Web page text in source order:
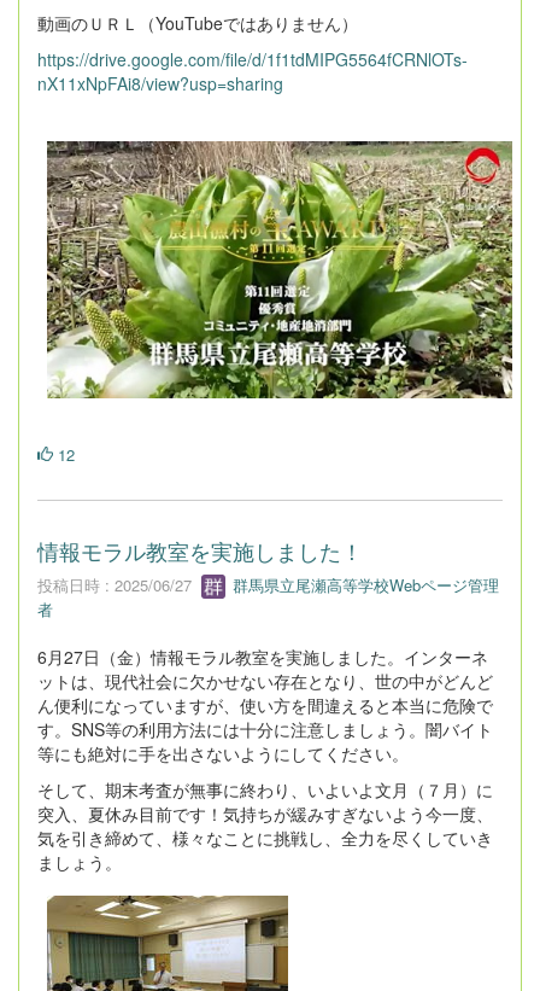
動画のＵＲＬ（YouTubeではありません）
https://drive.google.com/file/d/1f1tdMIPG5564fCRNlOTs-
nX11xNpFAi8/view?usp=sharing
12
情報モラル教室を実施しました！
投稿日時 : 2025/06/27
群馬県立尾瀬高等学校Webページ管理
者
6月27日（金）情報モラル教室を実施しました。インターネ
ットは、現代社会に欠かせない存在となり、世の中がどんど
ん便利になっていますが、使い方を間違えると本当に危険で
す。SNS等の利用方法には十分に注意しましょう。闇バイト
等にも絶対に手を出さないようにしてください。
そして、期末考査が無事に終わり、いよいよ文月（７月）に
突入、夏休み目前です！気持ちが緩みすぎないよう今一度、
気を引き締めて、様々なことに挑戦し、全力を尽くしていき
ましょう。